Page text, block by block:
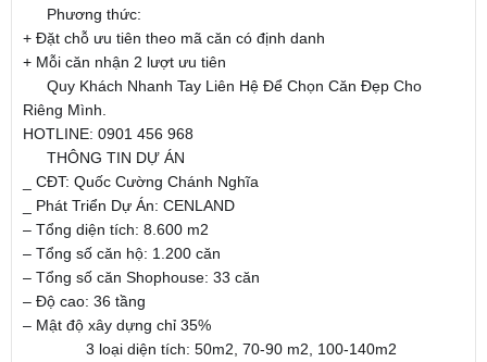
????Phương thức:
+ Đặt chỗ ưu tiên theo mã căn có định danh
+ Mỗi căn nhận 2 lượt ưu tiên
????Quy Khách Nhanh Tay Liên Hệ Để Chọn Căn Đẹp Cho
Riêng Mình.
HOTLINE: 0901 456 968
????THÔNG TIN DỰ ÁN
_ CĐT: Quốc Cường Chánh Nghĩa
_ Phát Triển Dự Án: CENLAND
– Tổng diện tích: 8.600 m2
– Tổng số căn hộ: 1.200 căn
– Tổng số căn Shophouse: 33 căn
– Độ cao: 36 tầng
– Mật độ xây dựng chỉ 35%
3 loại diện tích: 50m2, 70-90 m2, 100-140m2